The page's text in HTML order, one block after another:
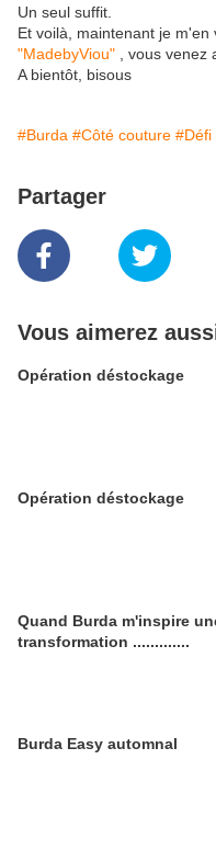
Un seul suffit.
Et voilà, maintenant je
"MadebyViou" , vous venez
A bientôt, bisous
#Burda #Côté couture #Défi
Partager
Vous aimerez
Opération déstockage
Opération déstockage
Quand Burda m'inspire
transformation .............
Burda Easy automnal